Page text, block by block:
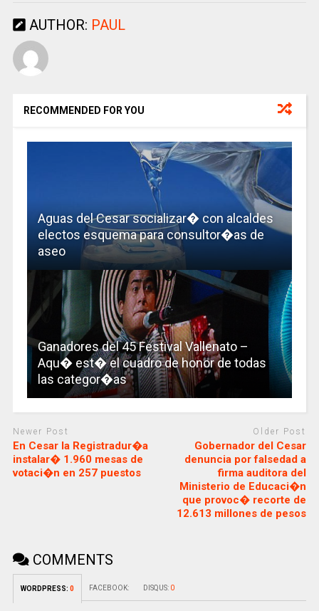
AUTHOR: PAUL
RECOMMENDED FOR YOU
Aguas del Cesar socializar� con alcaldes
electos esquema para consultor�as de
aseo
Ganadores del 45 Festival Vallenato –
Aqu� est� el cuadro de honor de todas
las categor�as
Newer Post
En Cesar la Registradur�a
instalar� 1.960 mesas de
votaci�n en 257 puestos
Older Post
Gobernador del Cesar
denuncia por falsedad a
firma auditora del
Ministerio de Educaci�n
que provoc� recorte de
12.613 millones de pesos
COMMENTS
WORDPRESS: 0 FACEBOOK: DISQUS: 0